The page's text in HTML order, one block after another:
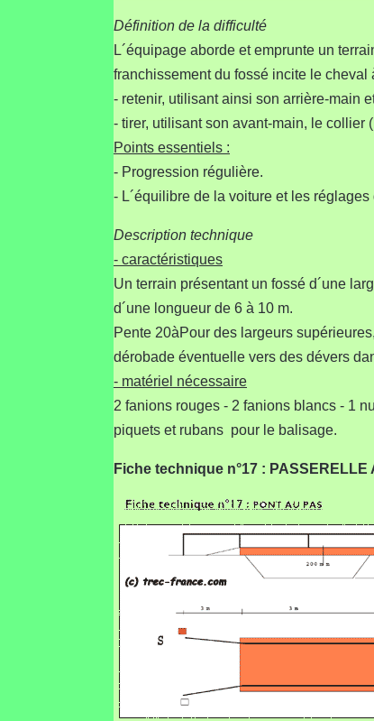
Définition de la difficulté
L´équipage aborde et emprunte un
franchissement du fossé incite le cheval
- retenir, utilisant ainsi son arrière-main
- tirer, utilisant son avant-main, le collier
Points essentiels :
- Progression régulière.
- L´équilibre de la voiture et les
Description technique
- caractéristiques
Un terrain présentant un fossé d´une
d´une longueur de 6 à 10 m.
Pente 20àPour des largeurs
dérobade éventuelle vers des dévers
- matériel nécessaire
2 fanions rouges - 2 fanions blancs - 1
piquets et rubans pour le balisage.
Fiche technique n°17 : PASSERELLE